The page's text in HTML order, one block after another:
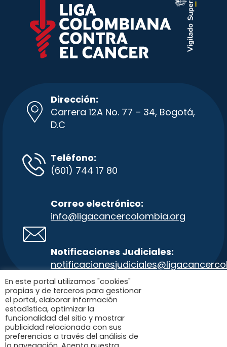
Dirección:
Carrera 12A No. 77 – 34, Bogotá,
D.C
Teléfono:
(601) 744 17 80
Correo electrónico:
info@ligacancercolombia.org
Notificaciones Judiciales:
notificacionesjudiciales@ligacancer
Política del código de conducta y buen
gobierno – SARLAFTPADM-SICOF- PTEE y
código de integralidad.
En este portal utilizamos "cookies"
propias y de terceros para gestionar
el portal, elaborar información
estadística, optimizar la
funcionalidad del sitio y mostrar
publicidad relacionada con sus
preferencias a través del análisis de